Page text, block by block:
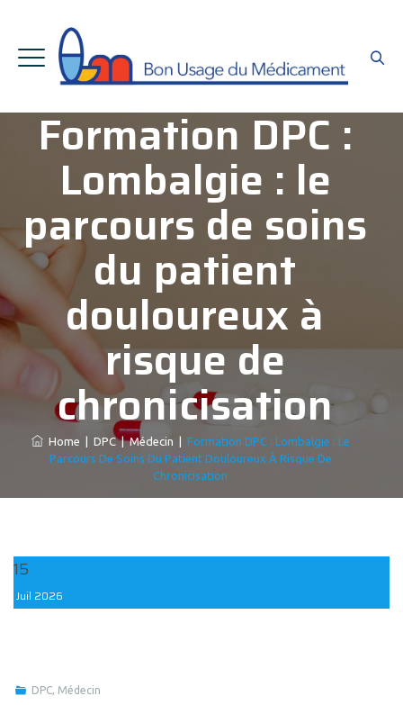
Formation DPC :
Lombalgie : le
parcours de soins
du patient
douloureux à
risque de
chronicisation
Home DPC|Médecin
Formation DPC : Lombalgie : Le
Parcours De Soins Du Patient Douloureux À Risque De
Chronicisation
15
Juil 2026
DPC, Médecin